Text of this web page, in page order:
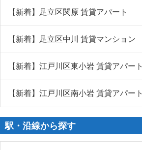
【新着】足立区関原 賃貸アパート
【新着】足立区中川 賃貸マンション
【新着】江戸川区東小岩 賃貸アパート
【新着】江戸川区南小岩 賃貸アパート
駅・沿線から探す